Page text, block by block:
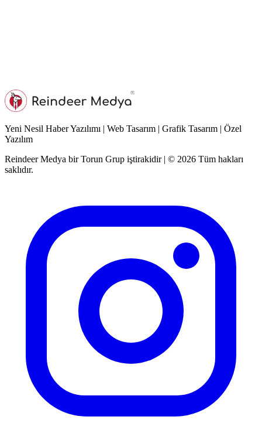
Yeni Nesil Haber Yazılımı | Web Tasarım | Grafik Tasarım | Özel
Yazılım
Reindeer Medya bir Torun Grup iştirakidir | © 2026 Tüm hakları
saklıdır.